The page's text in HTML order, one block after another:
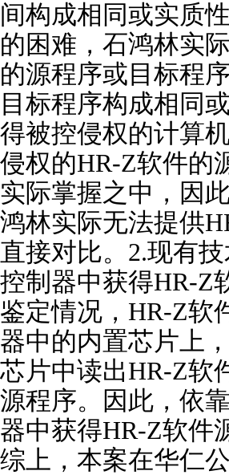
间构成相同或实质
的困难，石鸿林实
的源程序或目标程
目标程序构成相同
得被控侵权的计算
侵权的HR-Z软件的
实际掌握之中，因
鸿林实际无法提供
直接对比。2.现有
控制器中获得HR-Z
鉴定情况，HR-Z软
器中的内置芯片上
芯片中读出HR-Z软
源程序。因此，依
器中获得HR-Z软件
综上，本案在华仁